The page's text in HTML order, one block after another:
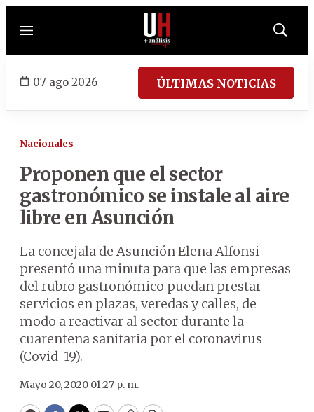
Menú
Mostrar
07 ago 2026 ÚLTIMAS NOTICIAS
Nacionales
Proponen que el sector
gastronómico se instale al aire
libre en Asunción
La concejala de Asunción Elena Alfonsi
presentó una minuta para que las empresas
del rubro gastronómico puedan prestar
servicios en plazas, veredas y calles, de
modo a reactivar al sector durante la
cuarentena sanitaria por el coronavirus
(Covid-19).
Mayo 20, 2020 01:27 p. m.